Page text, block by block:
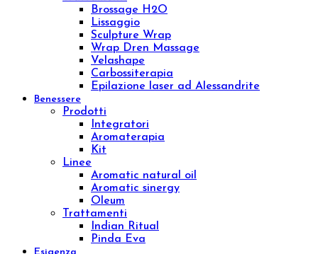
Prodotti
Creme corpo
Esfolianti corpo
Oli corpo
Fanghi
Bendaggi e Trattamenti
Kit corpo
Linee
Push-up
Remodeling
Sculpture
Aromatic natural oil
Aromatic sinergy
Dust
Luxury body
Concentrated
Wrap remodeling